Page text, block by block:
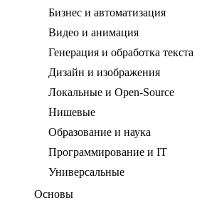
Бизнес и автоматизация
Видео и анимация
Генерация и обработка текста
Дизайн и изображения
Локальные и Open-Source
Нишевые
Образование и наука
Программирование и IT
Универсальные
Основы